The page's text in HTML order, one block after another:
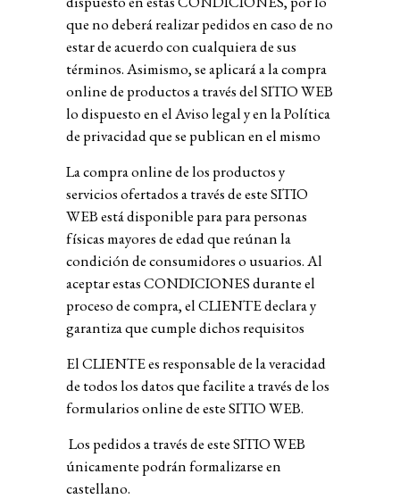
que no deberá realizar pedidos en caso de no
estar de acuerdo con cualquiera de sus
términos. Asimismo, se aplicará a la compra
online de productos a través del SITIO WEB
lo dispuesto en elAviso legaly en laPolítica
de privacidadque se publican en el mismo
La compra online de los productos y
servicios ofertados a través de este SITIO
WEB está disponible para para personas
físicas mayores de edad que reúnan la
condición de consumidores o usuarios. Al
aceptar estas CONDICIONES durante el
proceso de compra, el CLIENTE declara y
garantiza que cumple dichos requisitos
El CLIENTE es responsable de la veracidad
de todos los datos que facilite a través de los
formularios online de este SITIO WEB.
Los pedidos a través de este SITIO WEB
únicamente podrán formalizarse en
castellano.